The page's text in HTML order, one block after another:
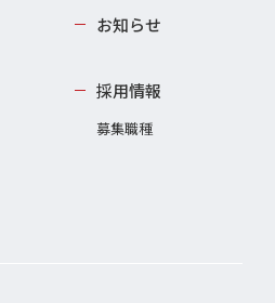
お知らせ
採用情報
募集職種